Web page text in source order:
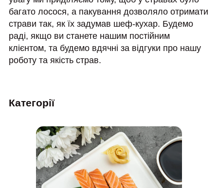
багато лосося, а пакування дозволяло отримати
страви так, як їх задумав шеф-кухар. Будемо
раді, якщо ви станете нашим постійним
клієнтом, та будемо вдячні за відгуки про нашу
роботу та якість страв.
Категорії